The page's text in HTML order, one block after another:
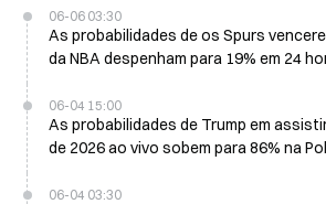
06-06 03:30
As probabilidades de os Spurs
da NBA despenham para 19% em 24
06-04 15:00
As probabilidades de Trump em
de 2026 ao vivo sobem para 86% na
06-04 03:30